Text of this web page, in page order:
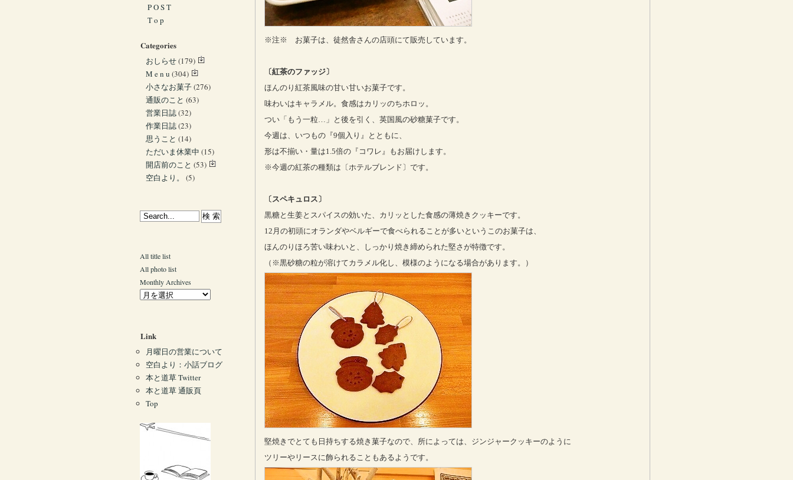
※注※ お菓子は、徒然舎さんの店頭にて販売しています。
〔紅茶のファッジ〕
ほんのり紅茶風味の甘い甘いお菓子です。
味わいはキャラメル。食感はカリッのちホロッ。
つい「もう一粒…」と後を引く、英国風の砂糖菓子です。
今週は、いつもの『9個入り』とともに、
形は不揃い・量は1.5倍の『コワレ』もお届けします。
※今週の紅茶の種類は〔ホテルブレンド〕です。
〔スペキュロス〕
黒糖と生姜とスパイスの効いた、カリッとした食感の薄焼きクッキーです。
12月の初頭にオランダやベルギーで食べられることが多いというこのお菓子は、
ほんのりほろ苦い味わいと、しっかり焼き締められた堅さが特徴です。
（※黒砂糖の粒が溶けてカラメル化し、模様のようになる場合があります。）
堅焼きでとても日持ちする焼き菓子なので、所によっては、ジンジャークッキーのように
ツリーやリースに飾られることもあるようです。
P O S T
T o p
Categories
おしらせ(179)
M e n u (304)
小さなお菓子(276)
通販のこと (63)
営業日誌(32)
作業日誌(23)
思うこと (14)
ただいま休業中 (15)
開店前のこと (53)
空白より。
(5)
All title list
All photo list
Monthly Archives
Link
月曜日の営業について
空白より：小話ブログ
本と道草 Twitter
本と道草 通販頁
Top